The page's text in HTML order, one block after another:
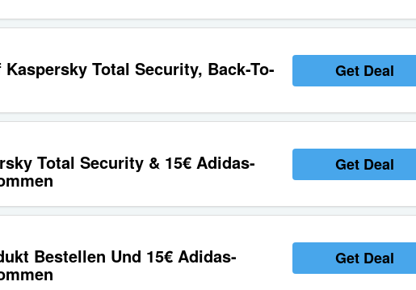
Kaspersky Total Security, Back-To- Get Deal
Total Security & 15€ Adidas- Get Deal
Bestellen Und 15€ Adidas- Get Deal